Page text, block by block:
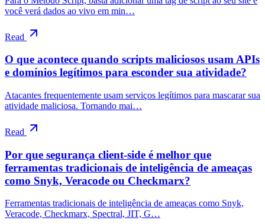
você verá dados ao vivo em min…
Read
O que acontece quando scripts maliciosos usam APIs
e domínios legítimos para esconder sua atividade?
Atacantes frequentemente usam serviços legítimos para mascarar sua
atividade maliciosa. Tornando mai…
Read
Por que segurança client-side é melhor que
ferramentas tradicionais de inteligência de ameaças
como Snyk, Veracode ou Checkmarx?
Ferramentas tradicionais de inteligência de ameaças como Snyk,
Veracode, Checkmarx, Spectral, JIT, G…